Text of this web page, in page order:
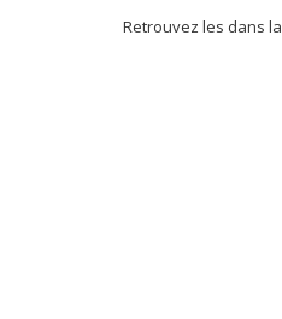
Retrouvez les dans la